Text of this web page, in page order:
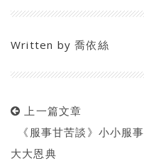
Written by喬依絲
上一篇文章
《服事甘苦談》小小服事
大大恩典